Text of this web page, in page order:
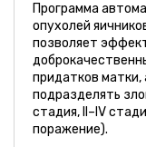
Программа
опухолей
позволяет
придатков
подразделять
стадия, II–IV
поражение).